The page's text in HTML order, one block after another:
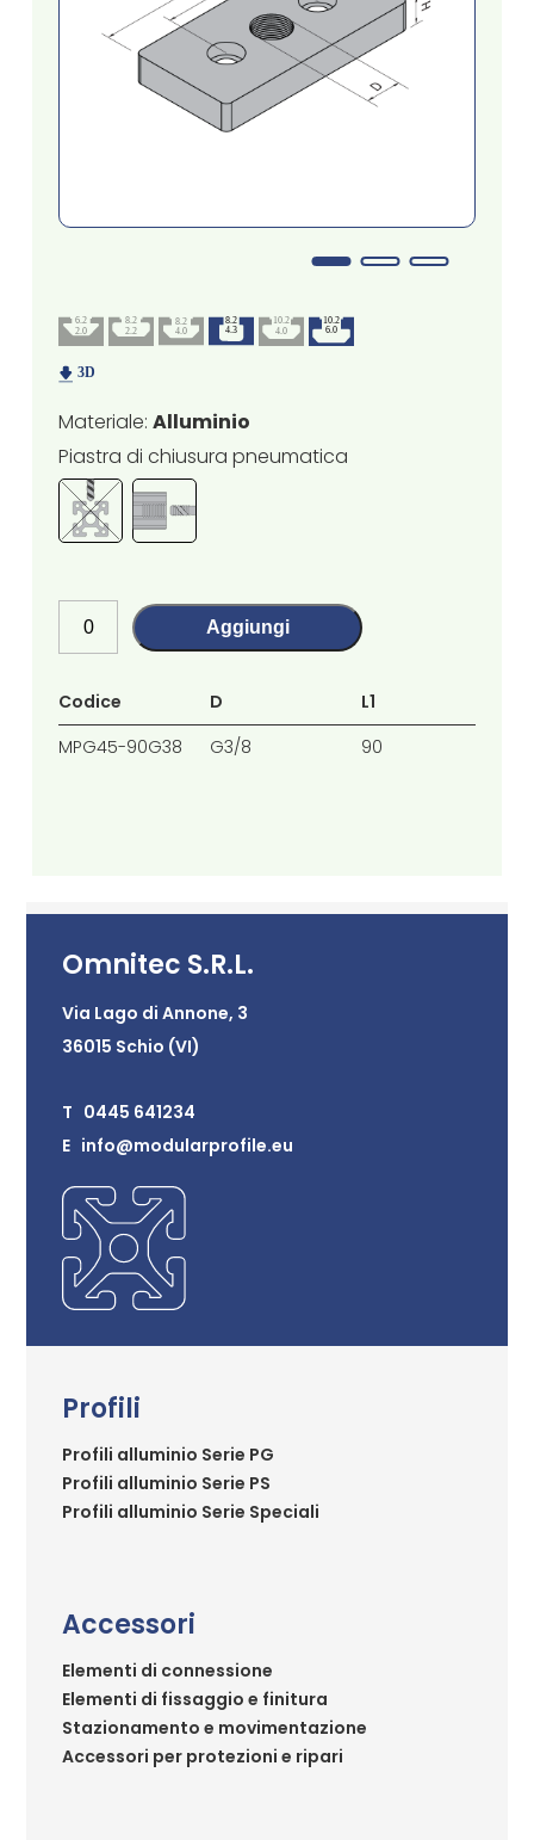
Materiale:Alluminio
Piastra di chiusura pneumatica
Aggiungi
Codice
MPG45-90G38
D
G3/8
L1
90
Omnitec S.R.L.
Via Lago di Annone, 3
36015 Schio (VI)
T 0445 641234
E info@modularprofile.eu
Profili
Profili alluminio Serie PG
Profili alluminio Serie PS
Profili alluminio Serie Speciali
Accessori
Elementi di connessione
Elementi di fissaggio e finitura
Stazionamento e movimentazione
Accessori per protezioni e ripari